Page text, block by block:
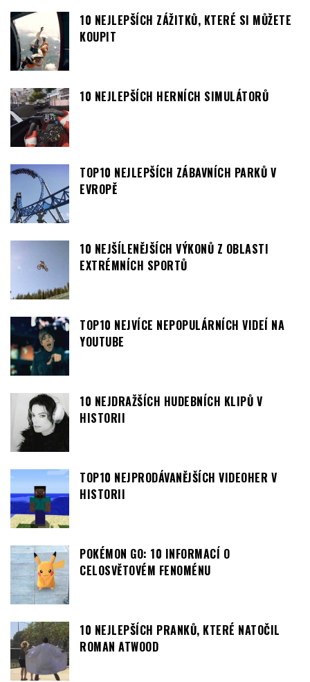
10 NEJLEPŠÍCH ZÁŽITKŮ, KTERÉ SI MŮŽETE
KOUPIT
10 NEJLEPŠÍCH HERNÍCH SIMULÁTORŮ
TOP10 NEJLEPŠÍCH ZÁBAVNÍCH PARKŮ V
EVROPĚ
10 NEJŠÍLENĚJŠÍCH VÝKONŮ Z OBLASTI
EXTRÉMNÍCH SPORTŮ
TOP10 NEJVÍCE NEPOPULÁRNÍCH VIDEÍ NA
YOUTUBE
10 NEJDRAŽŠÍCH HUDEBNÍCH KLIPŮ V
HISTORII
TOP10 NEJPRODÁVANĚJŠÍCH VIDEOHER V
HISTORII
POKÉMON GO: 10 INFORMACÍ O
CELOSVĚTOVÉM FENOMÉNU
10 NEJLEPŠÍCH PRANKŮ, KTERÉ NATOČIL
ROMAN ATWOOD